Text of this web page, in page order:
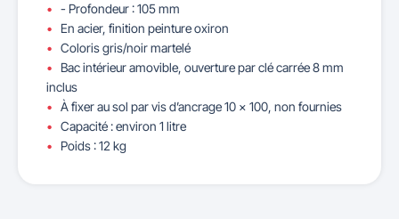
- Profondeur : 105 mm
En acier, finition peinture oxiron
Coloris gris/noir martelé
Bac intérieur amovible, ouverture par clé carrée 8 mm
inclus
À fixer au sol par vis d’ancrage 10 x 100, non fournies
Capacité : environ 1 litre
Poids : 12 kg